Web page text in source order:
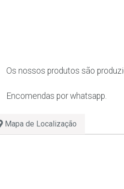
Os nossos produtos são
Encomendas por whatsapp.
Mapa de Localização